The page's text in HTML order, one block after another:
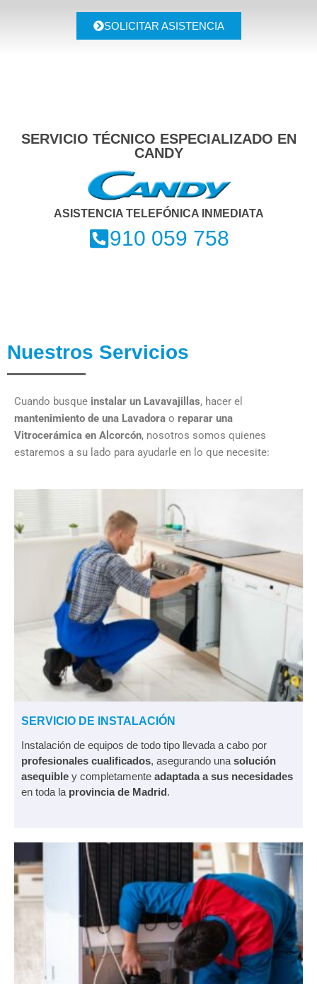
SOLICITAR ASISTENCIA
SERVICIO TÉCNICO ESPECIALIZADO EN
CANDY
ASISTENCIA TELEFÓNICA INMEDIATA
910 059 758
Nuestros Servicios
Cuando busque instalar un Lavavajillas, hacer el
mantenimiento de una Lavadora o reparar una
Vitrocerámica en Alcorcón, nosotros somos quienes
estaremos a su lado para ayudarle en lo que necesite:
SERVICIO DE INSTALACIÓN
Instalación de equipos de todo tipo llevada a cabo por
profesionales cualificados, asegurando una solución
asequible y completamente adaptada a sus necesidades
en toda la provincia de Madrid.